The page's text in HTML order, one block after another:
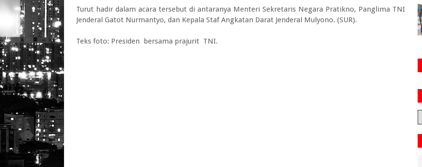
Turut hadir dalam acara tersebut di antaranya Menteri Sekretaris Negara Pratikno, Panglima TNI
Jenderal Gatot Nurmantyo, dan Kepala Staf Angkatan Darat Jenderal Mulyono. (SUR).
Teks foto: Presiden bersama prajurit TNI.